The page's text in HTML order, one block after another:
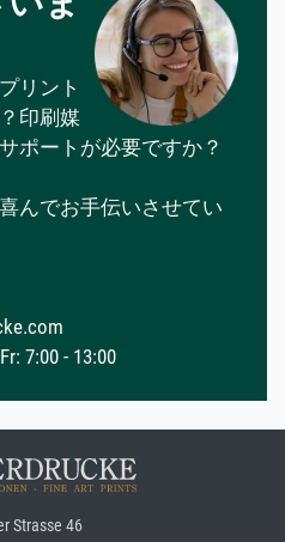
リント
印刷媒
ポートが必要ですか？
んでお手伝いさせてい
7:00 - 13:00
Strasse 46